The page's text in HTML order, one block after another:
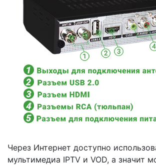
Через Интернет доступно
мультимедиа IPTV и VOD, а значит